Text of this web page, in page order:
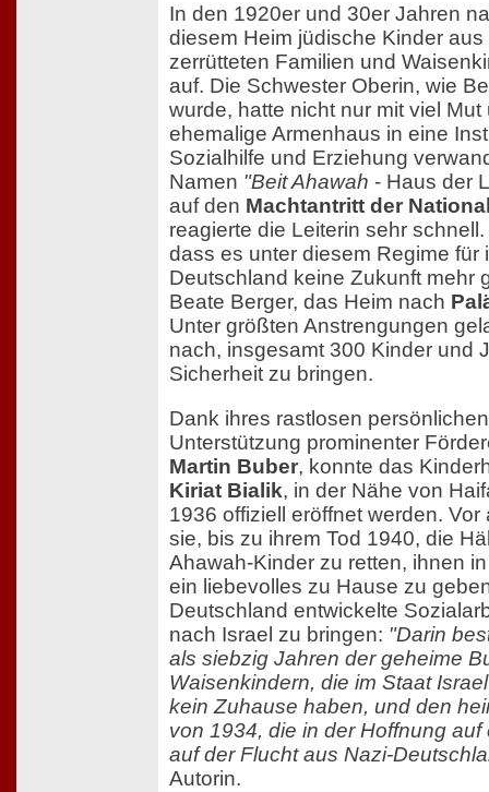
In den 1920er und 30er Jahren
diesem Heim jüdische Kinder
zerrütteten Familien und
auf. Die Schwester Oberin, wie
wurde, hatte nicht nur mit viel
ehemalige Armenhaus in eine
Sozialhilfe und Erziehung
Namen "Beit Ahawah - Haus der
auf den Machtantritt der
reagierte die Leiterin sehr
dass es unter diesem Regime für
Deutschland keine Zukunft mehr
Beate Berger, das Heim nach
Unter größten Anstrengungen
nach, insgesamt 300 Kinder und
Sicherheit zu bringen.
Dank ihres rastlosen
Unterstützung prominenter
Martin Buber, konnte das
Kiriat Bialik, in der Nähe von
1936 offiziell eröffnet werden.
sie, bis zu ihrem Tod 1940, die
Ahawah-Kinder zu retten, ihnen
ein liebevolles zu Hause zu
Deutschland entwickelte
nach Israel zu bringen: "Darin
als siebzig Jahren der geheime
Waisenkindern, die im Staat
kein Zuhause haben, und den
von 1934, die in der Hoffnung
auf der Flucht aus Nazi-
Autorin.